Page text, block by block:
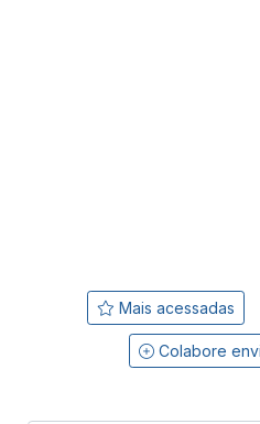
Mais acessadas
Colabore